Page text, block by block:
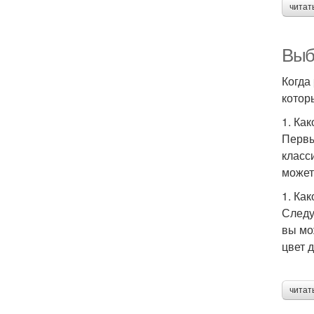
1.
1.
вы
цвет